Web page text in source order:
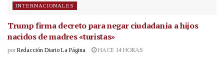
INTERNACIONALES
Trump firma decreto para negar ciudadanía a hijos
nacidos de madres «turistas»
por Redacción Diario La Página HACE 14 HORAS